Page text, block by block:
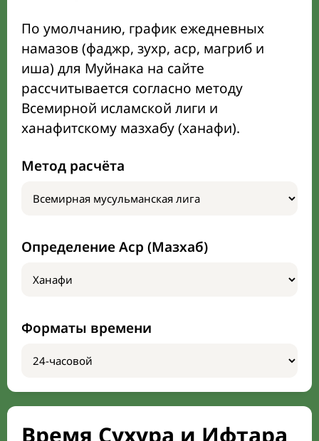
По умолчанию, график ежедневных
намазов (фаджр, зухр, аср, магриб и
иша) для Муйнака на сайте
рассчитывается согласно методу
Всемирной исламской лиги и
ханафитскому мазхабу (ханафи).
Метод расчёта
Определение Аср (Мазхаб)
Форматы времени
Время Сухура и Ифтара